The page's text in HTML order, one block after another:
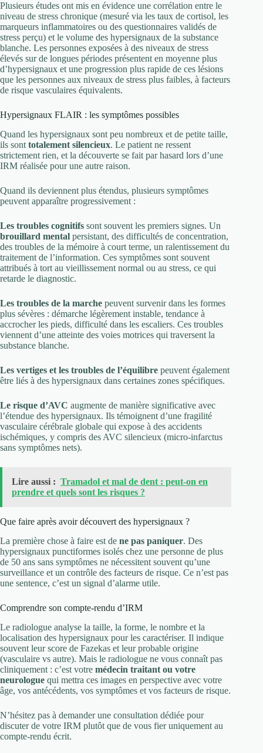
Plusieurs études ont mis en évidence une corrélation entre le
niveau de stress chronique (mesuré via les taux de cortisol, les
marqueurs inflammatoires ou des questionnaires validés de
stress perçu) et le volume des hypersignaux de la substance
blanche. Les personnes exposées à des niveaux de stress
élevés sur de longues périodes présentent en moyenne plus
d’hypersignaux et une progression plus rapide de ces lésions
que les personnes aux niveaux de stress plus faibles, à facteurs
de risque vasculaires équivalents.
Hypersignaux FLAIR : les symptômes possibles
Quand les hypersignaux sont peu nombreux et de petite taille,
ils sont totalement silencieux. Le patient ne ressent
strictement rien, et la découverte se fait par hasard lors d’une
IRM réalisée pour une autre raison.
Quand ils deviennent plus étendus, plusieurs symptômes
peuvent apparaître progressivement :
Les troubles cognitifs sont souvent les premiers signes. Un
brouillard mental persistant, des difficultés de concentration,
des troubles de la mémoire à court terme, un ralentissement du
traitement de l’information. Ces symptômes sont souvent
attribués à tort au vieillissement normal ou au stress, ce qui
retarde le diagnostic.
Les troubles de la marche peuvent survenir dans les formes
plus sévères : démarche légèrement instable, tendance à
accrocher les pieds, difficulté dans les escaliers. Ces troubles
viennent d’une atteinte des voies motrices qui traversent la
substance blanche.
Les vertiges et les troubles de l’équilibre peuvent également
être liés à des hypersignaux dans certaines zones spécifiques.
Le risque d’AVC augmente de manière significative avec
l’étendue des hypersignaux. Ils témoignent d’une fragilité
vasculaire cérébrale globale qui expose à des accidents
ischémiques, y compris des AVC silencieux (micro-infarctus
sans symptômes nets).
Lire aussi : Tramadol et mal de dent : peut-on en
prendre et quels sont les risques ?
Que faire après avoir découvert des hypersignaux ?
La première chose à faire est de ne pas paniquer. Des
hypersignaux punctiformes isolés chez une personne de plus
de 50 ans sans symptômes ne nécessitent souvent qu’une
surveillance et un contrôle des facteurs de risque. Ce n’est pas
une sentence, c’est un signal d’alarme utile.
Comprendre son compte-rendu d’IRM
Le radiologue analyse la taille, la forme, le nombre et la
localisation des hypersignaux pour les caractériser. Il indique
souvent leur score de Fazekas et leur probable origine
(vasculaire vs autre). Mais le radiologue ne vous connaît pas
cliniquement : c’est votre médecin traitant ou votre
neurologue qui mettra ces images en perspective avec votre
âge, vos antécédents, vos symptômes et vos facteurs de risque.
N’hésitez pas à demander une consultation dédiée pour
discuter de votre IRM plutôt que de vous fier uniquement au
compte-rendu écrit.